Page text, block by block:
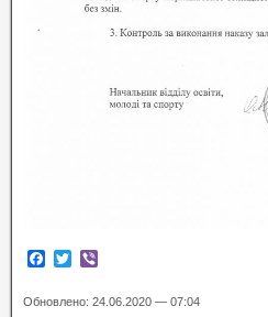
F
e
T
t
b
e
Обновлено: 24.06.2020 — 07:04